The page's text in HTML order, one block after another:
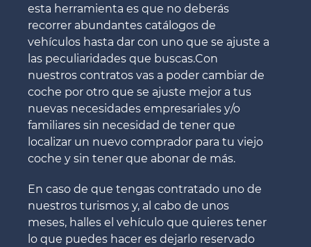
esta herramienta es que no deberás
recorrer abundantes catálogos de
vehículos hasta dar con uno que se ajuste a
las peculiaridades que buscas.Con
nuestros contratos vas a poder cambiar de
coche por otro que se ajuste mejor a tus
nuevas necesidades empresariales y/o
familiares sin necesidad de tener que
localizar un nuevo comprador para tu viejo
coche y sin tener que abonar de más.
En caso de que tengas contratado uno de
nuestros turismos y, al cabo de unos
meses, halles el vehículo que quieres tener
lo que puedes hacer es dejarlo reservado